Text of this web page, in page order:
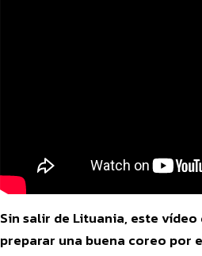
Sin salir de Lituania, este
preparar una buena coreo por